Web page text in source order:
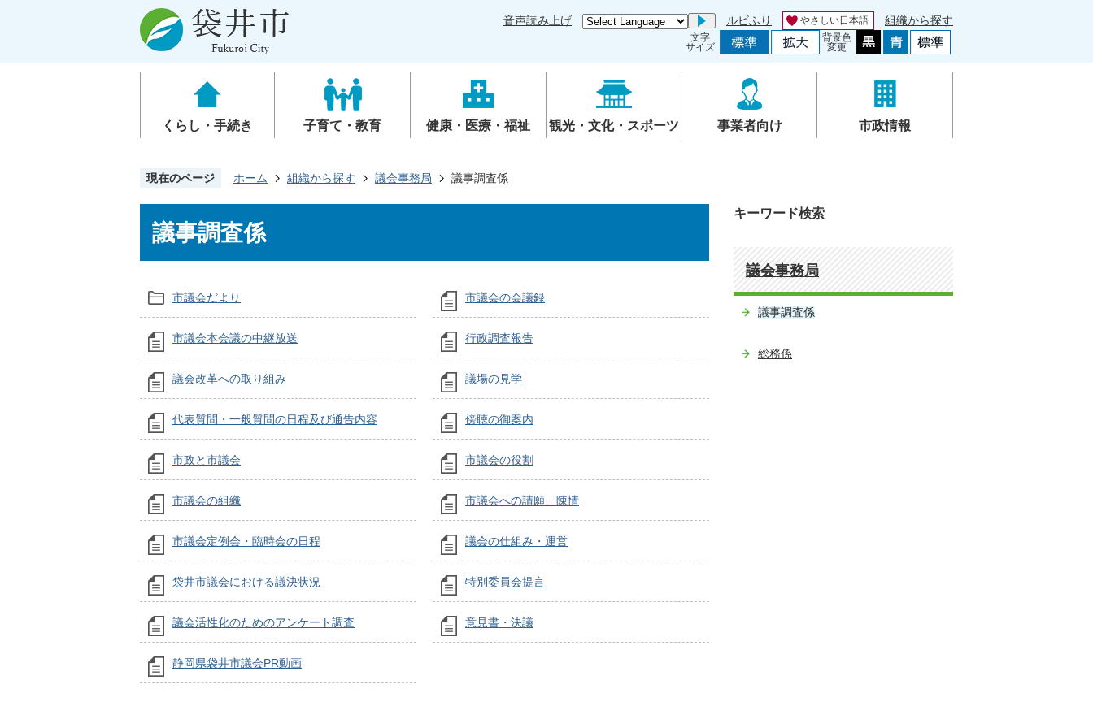
音声読み上げ Go ルビふり やさしい日本語 組織から探す
文字
サイズ
背景色
変更
くらし・手続き 子育て・教育 健康・医療・福祉 観光・文化・スポーツ 事業者向け 市政情報
現在のページ ホーム 組織から探す 議会事務局 議事調査係
議事調査係
市議会だより 市議会の会議録
市議会本会議の中継放送 行政調査報告
議会改革への取り組み 議場の見学
代表質問・一般質問の日程及び通告内容 傍聴の御案内
市政と市議会 市議会の役割
市議会の組織 市議会への請願、陳情
市議会定例会・臨時会の日程 議会の仕組み・運営
袋井市議会における議決状況 特別委員会提言
議会活性化のためのアンケート調査 意見書・決議
静岡県袋井市議会PR動画
キーワード検索
議会事務局
議事調査係
総務係